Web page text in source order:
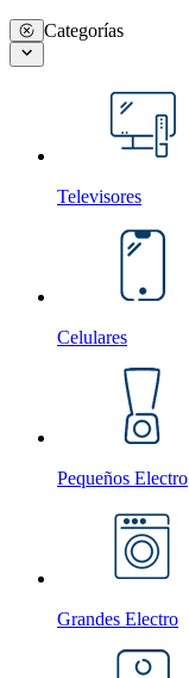
Categorías
Televisores
Celulares
Pequeños Electro
Grandes Electro